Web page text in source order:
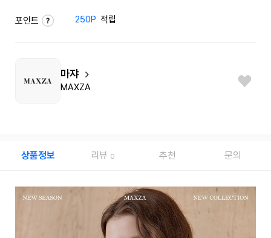
포인트 250P 적립
마쟈
MAXZA
상품정보 리뷰 0 추천 문의